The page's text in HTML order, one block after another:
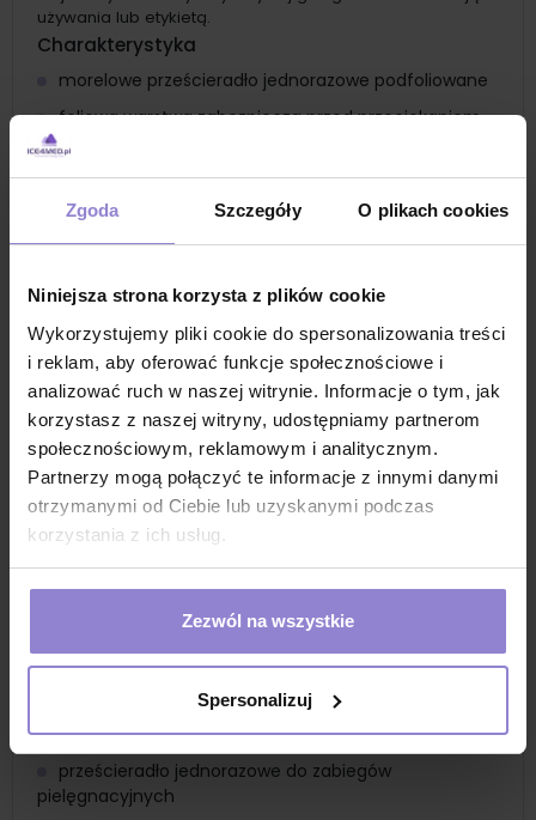
Zgoda Szczegóły O plikach cookies
Niniejsza strona korzysta z plików cookie
Wykorzystujemy pliki cookie do spersonalizowania treści
i reklam, aby oferować funkcje społecznościowe i
analizować ruch w naszej witrynie. Informacje o tym, jak
korzystasz z naszej witryny, udostępniamy partnerom
społecznościowym, reklamowym i analitycznym.
Partnerzy mogą połączyć te informacje z innymi danymi
otrzymanymi od Ciebie lub uzyskanymi podczas
korzystania z ich usług.
Zezwól na wszystkie
Spersonalizuj
używania lub etykietą.
Charakterystyka
morelowe prześcieradło jednorazowe podfoliowane
foliowa warstwa zabezpiecza przed przeciekaniem
gramatura 54g, 3 warstwy
pakowane po 20szt
prześcieradła w formie złożonej
prześcieradło medyczne
Zastosowanie
prześcieradło jednorazowe podfoliowane do
zabiegów
prześcieradło medyczne chłonne i nieprzemakalne
pokrycie kozetek lekarskich i stołów zabiegowych
prześcieradło na łóżko zabiegowe
prześcieradło zabiegowe
prześcieradło higieniczne do mokrych procedur
prześcieradło dla masażysty
prześcieradło jednorazowe do zabiegów
pielęgnacyjnych